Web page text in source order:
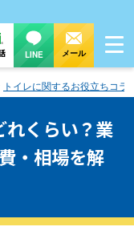
LINE メール
トイレに関するお役立ちコラ
れくらい？業
・相場を解